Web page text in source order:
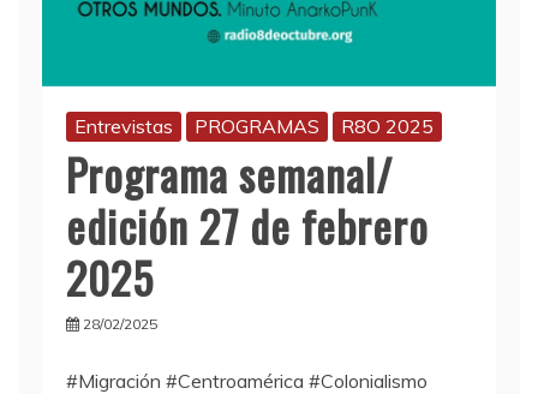
Entrevistas PROGRAMAS R8O 2025
Programa semanal/
edición 27 de febrero
2025
28/02/2025
#Migración #Centroamérica #Colonialismo